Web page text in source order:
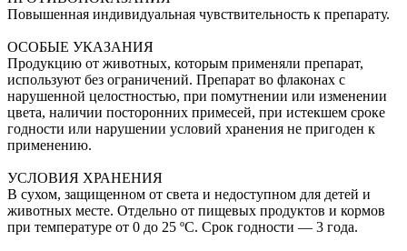
Повышенная индивидуальная чувствительность к препарату.
ОСОБЫЕ УКАЗАНИЯ
Продукцию от животных, которым применяли препарат,
используют без ограничений. Препарат во флаконах с
нарушенной целостностью, при помутнении или изменении
цвета, наличии посторонних примесей, при истекшем сроке
годности или нарушении условий хранения не пригоден к
применению.
УСЛОВИЯ ХРАНЕНИЯ
В сухом, защищенном от света и недоступном для детей и
животных месте. Отдельно от пищевых продуктов и кормов
при температуре от 0 до 25 ºС. Срок годности — 3 года.